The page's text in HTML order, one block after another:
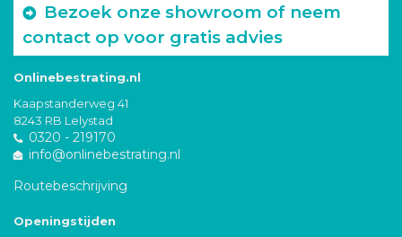
Bezoek onze showroom of neem
contact op voor gratis advies
Onlinebestrating.nl
Kaapstanderweg 41
8243 RB Lelystad
0320 - 219170
info@onlinebestrating.nl
Routebeschrijving
Openingstijden